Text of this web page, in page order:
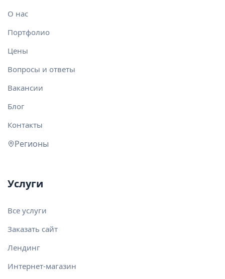
О нас
Портфолио
Цены
Вопросы и ответы
Вакансии
Блог
Контакты
Регионы
Услуги
Все услуги
Заказать сайт
Лендинг
Интернет-магазин